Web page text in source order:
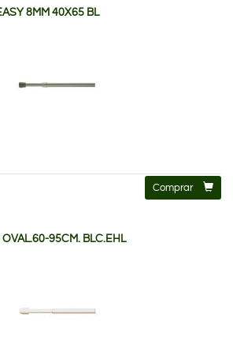
8MM 40X65 BL
Comprar
95CM. BLC.EHL